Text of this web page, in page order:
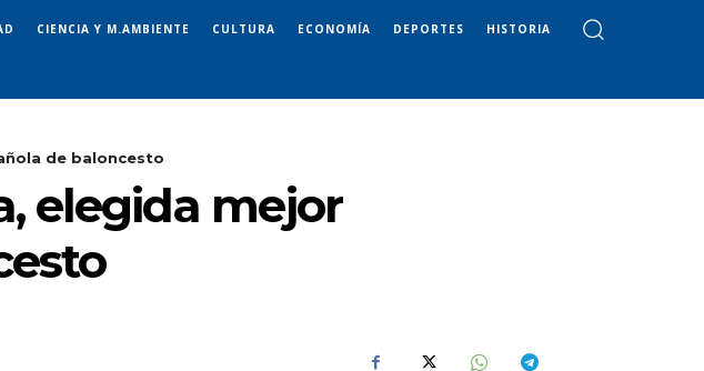
CIENCIA Y M.AMBIENTE CULTURA ECONOMÍA DEPORTES HISTORIA
de baloncesto
elegida mejor